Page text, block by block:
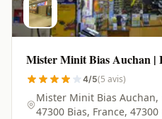
Mister Minit Bias Auchan |
4/5(5 avis)
Mister Minit Bias Auchan,
47300 Bias, France, 47300